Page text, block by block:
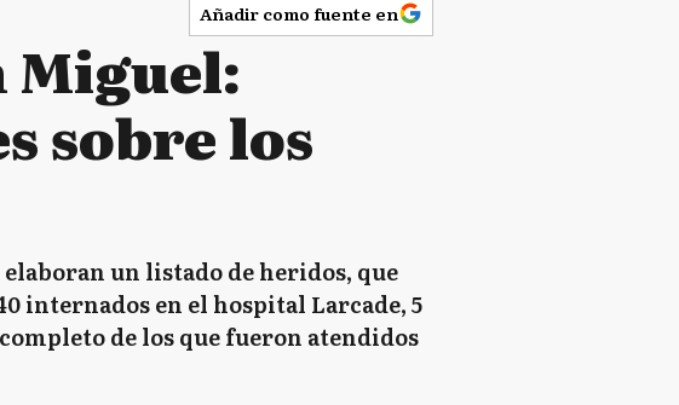
Añadir como fuente en
Miguel:
sobre los
un listado de heridos, que
internados en el hospital Larcade, 5
de los que fueron atendidos